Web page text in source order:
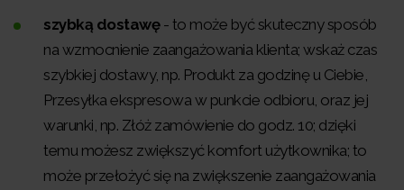
szybką dostawę- to może być skuteczny sposób
na wzmocnienie zaangażowania klienta; wskaż czas
szybkiej dostawy, np. Produkt za godzinę u Ciebie,
Przesyłka ekspresowa w punkcie odbioru, oraz jej
warunki, np. Złóż zamówienie do godz. 10; dzięki
temu możesz zwiększyć komfort użytkownika; to
może przełożyć się na zwiększenie zaangażowania